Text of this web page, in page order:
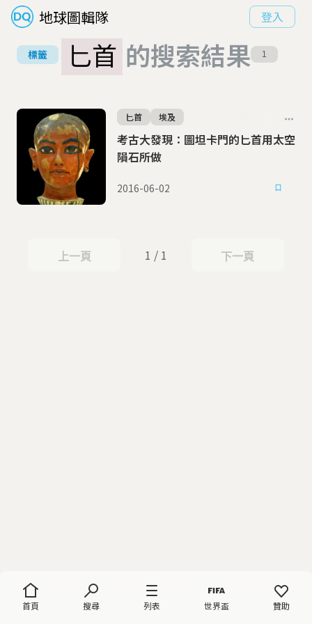
地球圖輯隊 登入
首頁 搜尋 列表 世界盃 贊助
標籤 匕首 的搜索結果 1
考古大發現：圖坦卡門的匕首用太空
隕石所做
匕首 埃及
2016-06-02
上一頁
上一頁 1 / 1 下一頁
下一頁